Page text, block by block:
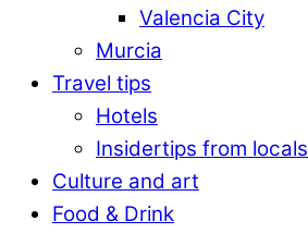
Valencia City
Murcia
Travel tips
Hotels
Insidertips from locals
Culture and art
Food & Drink